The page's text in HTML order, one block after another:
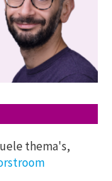
thema's,